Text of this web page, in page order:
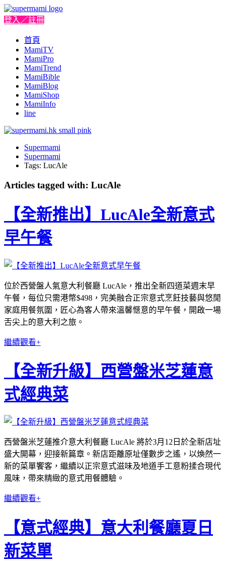
登入／註冊
首頁
MamiTV
MamiPro
MamiTrend
MamiBible
MamiBlog
MamiShop
MamiInfo
line
Supermami
Supermami
Tags: LucAle
Articles tagged with: LucAle
【全新推出】LucAle全新意式
早午餐
位於西營盤人氣意大利餐廳 LucAle，推出全新四道菜週末早
午餐，每位只需港幣$498，完美融合正宗意式烹飪技藝與悠閒
家庭用餐氛圍，匠心為客人帶來溫馨愜意的早午餐，開啟一場
舌尖上的意大利之旅。
繼續觀看+
【全新升級】西營盤米芝蓮意
式經典菜
西營盤米芝蓮推介意大利餐廳 LucAle 將於3月12日於全新店址
盛大開幕，迎接新篇章。新店距離原址僅數步之遙，以煥然一
新的菜單饗客，繼續以正宗意式滋味及地道手工意粉揉合現代
風味，帶來精緻的意式用餐體驗。
繼續觀看+
【意式經典】意大利餐廳夏日
新菜單